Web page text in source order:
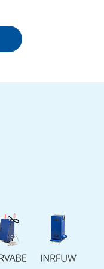
Vorreiter
Schule
SouthTec-
von
sich ein
und den